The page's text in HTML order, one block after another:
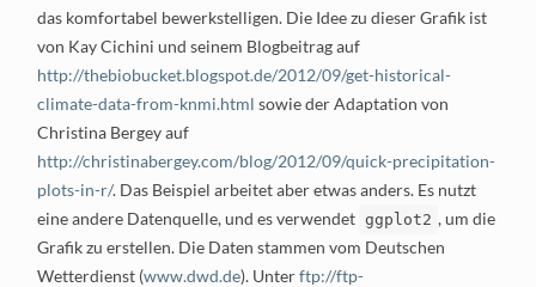
das komfortabel bewerkstelligen. Die Idee zu dieser Grafik ist
von Kay Cichini und seinem Blogbeitrag auf
http://thebiobucket.blogspot.de/2012/09/get-historical-
climate-data-from-knmi.html sowie der Adaptation von
Christina Bergey auf
http://christinabergey.com/blog/2012/09/quick-precipitation-
plots-in-r/. Das Beispiel arbeitet aber etwas anders. Es nutzt
eine andere Datenquelle, und es verwendet ggplot2 , um die
Grafik zu erstellen. Die Daten stammen vom Deutschen
Wetterdienst (www.dwd.de). Unterftp://ftp-